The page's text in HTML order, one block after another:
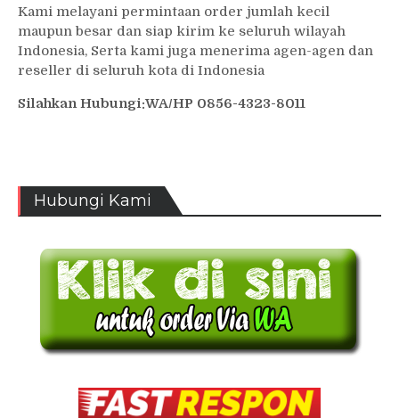
Kami melayani permintaan order jumlah kecil
maupun besar dan siap kirim ke seluruh wilayah
Indonesia, Serta kami juga menerima agen-agen dan
reseller di seluruh kota di Indonesia
Silahkan Hubungi:WA/HP 0856-4323-8011
Hubungi Kami